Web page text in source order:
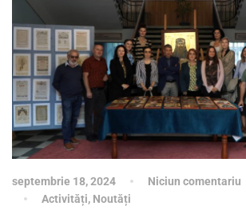
septembrie 18, 2024 Niciun comentariu
Activități, Noutăți